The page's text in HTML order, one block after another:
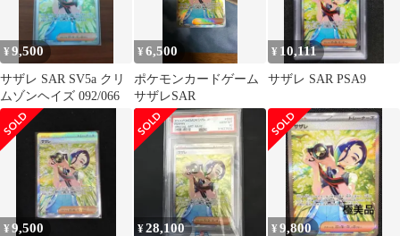
¥9,500
サザレ SAR SV5a クリ
ムゾンヘイズ 092/066
¥6,500
ポケモンカードゲーム
サザレSAR
¥ 10,111
サザレ SAR PSA9
¥9,500 ¥28,100 ¥9,800